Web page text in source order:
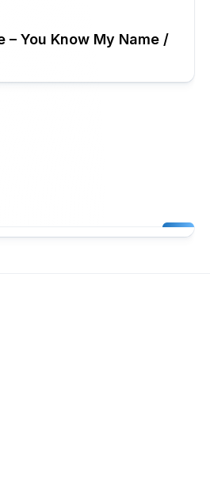
– You Know My Name /